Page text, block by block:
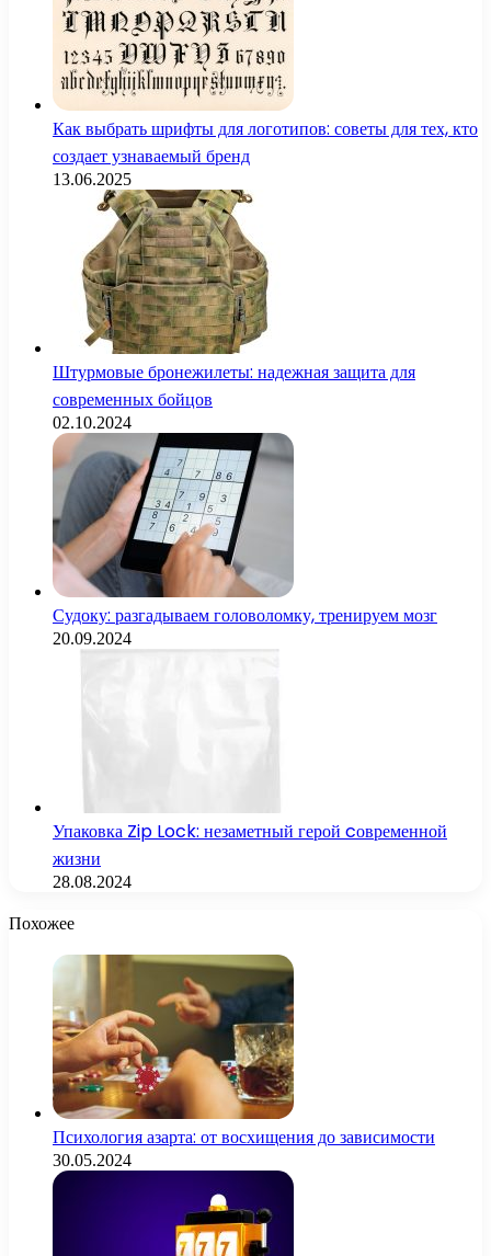
Как выбрать шрифты для логотипов: советы для тех, кто
создает узнаваемый бренд
13.06.2025
Штурмовые бронежилеты: надежная защита для
современных бойцов
02.10.2024
Судоку: разгадываем головоломку, тренируем мозг
20.09.2024
Упаковка Zip Lock: незаметный герой cовременной
жизни
28.08.2024
Похожее
Психология азарта: от восхищения до зависимости
30.05.2024